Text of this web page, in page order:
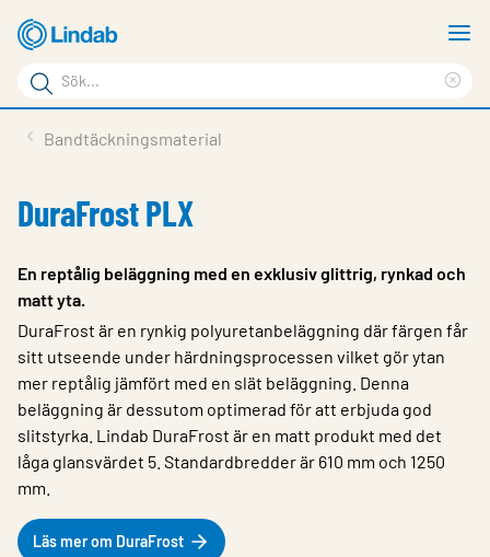
Hoppa
till
huvudinnehållet
Sökord
Sök
på
Service & Support
Hållbarhet
Om Lindab
Kontakt
Logga in
Choose languge
Sweden
Bandtäckningsmaterial
DuraFrost PLX
En reptålig beläggning med en exklusiv glittrig, rynkad och
matt yta.
DuraFrost är en rynkig polyuretanbeläggning där färgen får
sitt utseende under härdningsprocessen vilket gör ytan
mer reptålig jämfört med en slät beläggning. Denna
beläggning är dessutom optimerad för att erbjuda god
slitstyrka. Lindab DuraFrost är en matt produkt med det
låga glansvärdet 5. Standardbredder är 610 mm och 1250
mm.
Läs mer om DuraFrost